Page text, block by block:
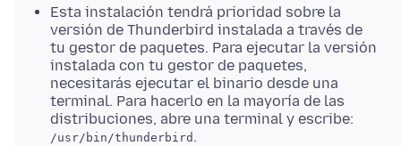
Esta instalación tendrá prioridad sobre la
versión de Thunderbird instalada a través de
tu gestor de paquetes. Para ejecutar la versión
instalada con tu gestor de paquetes,
necesitarás ejecutar el binario desde una
terminal. Para hacerlo en la mayoría de las
distribuciones, abre una terminal y escribe:
/usr/bin/thunderbird .